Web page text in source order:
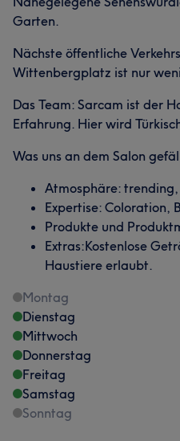
Garten.
Nächste öffentliche
Wittenbergplatz ist nur
Das Team: Sarcam ist der
Erfahrung. Hier wird
Was uns an dem Salon
Atmosphäre:
Expertise: Coloration,
Produkte und
Extras:Kostenlose
Haustiere erlaubt.
Montag
Dienstag
Mittwoch
Donnerstag
Freitag
Samstag
Sonntag